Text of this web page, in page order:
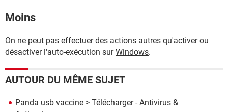
Moins
On ne peut pas effectuer des actions autres qu'activer ou
désactiver l'auto-exécution surWindows.
AUTOUR DU MÊME SUJET
Panda usb vaccine > Télécharger - Antivirus &